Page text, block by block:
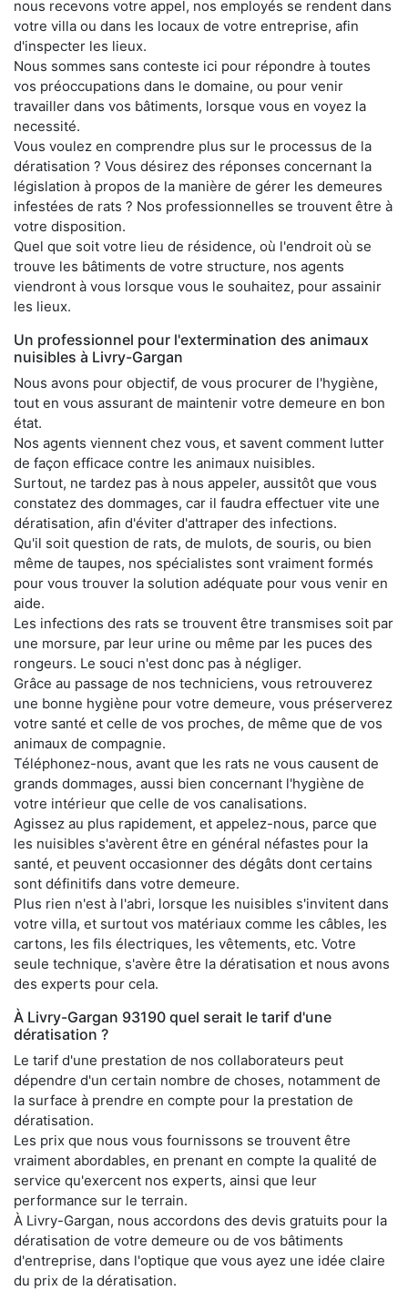
nous recevons votre appel, nos employés se rendent dans
votre villa ou dans les locaux de votre entreprise, afin
d'inspecter les lieux.
Nous sommes sans conteste ici pour répondre à toutes
vos préoccupations dans le domaine, ou pour venir
travailler dans vos bâtiments, lorsque vous en voyez la
necessité.
Vous voulez en comprendre plus sur le processus de la
dératisation ? Vous désirez des réponses concernant la
législation à propos de la manière de gérer les demeures
infestées de rats ? Nos professionnelles se trouvent être à
votre disposition.
Quel que soit votre lieu de résidence, où l'endroit où se
trouve les bâtiments de votre structure, nos agents
viendront à vous lorsque vous le souhaitez, pour assainir
les lieux.
Un professionnel pour l'extermination des animaux
nuisibles à Livry-Gargan
Nous avons pour objectif, de vous procurer de l'hygiène,
tout en vous assurant de maintenir votre demeure en bon
état.
Nos agents viennent chez vous, et savent comment lutter
de façon efficace contre les animaux nuisibles.
Surtout, ne tardez pas à nous appeler, aussitôt que vous
constatez des dommages, car il faudra effectuer vite une
dératisation, afin d'éviter d'attraper des infections.
Qu'il soit question de rats, de mulots, de souris, ou bien
même de taupes, nos spécialistes sont vraiment formés
pour vous trouver la solution adéquate pour vous venir en
aide.
Les infections des rats se trouvent être transmises soit par
une morsure, par leur urine ou même par les puces des
rongeurs. Le souci n'est donc pas à négliger.
Grâce au passage de nos techniciens, vous retrouverez
une bonne hygiène pour votre demeure, vous préserverez
votre santé et celle de vos proches, de même que de vos
animaux de compagnie.
Téléphonez-nous, avant que les rats ne vous causent de
grands dommages, aussi bien concernant l'hygiène de
votre intérieur que celle de vos canalisations.
Agissez au plus rapidement, et appelez-nous, parce que
les nuisibles s'avèrent être en général néfastes pour la
santé, et peuvent occasionner des dégâts dont certains
sont définitifs dans votre demeure.
Plus rien n'est à l'abri, lorsque les nuisibles s'invitent dans
votre villa, et surtout vos matériaux comme les câbles, les
cartons, les fils électriques, les vêtements, etc. Votre
seule technique, s'avère être la dératisation et nous avons
des experts pour cela.
À Livry-Gargan 93190 quel serait le tarif d'une
dératisation ?
Le tarif d'une prestation de nos collaborateurs peut
dépendre d'un certain nombre de choses, notamment de
la surface à prendre en compte pour la prestation de
dératisation.
Les prix que nous vous fournissons se trouvent être
vraiment abordables, en prenant en compte la qualité de
service qu'exercent nos experts, ainsi que leur
performance sur le terrain.
À Livry-Gargan, nous accordons des devis gratuits pour la
dératisation de votre demeure ou de vos bâtiments
d'entreprise, dans l'optique que vous ayez une idée claire
du prix de la dératisation.